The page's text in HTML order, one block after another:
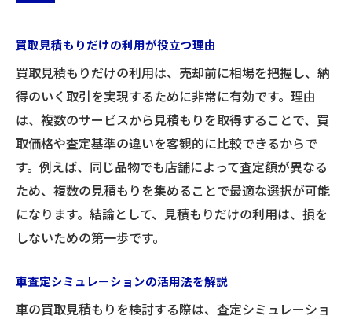
買取見積もりだけの利用が役立つ理由
買取見積もりだけの利用は、売却前に相場を把握し、納
得のいく取引を実現するために非常に有効です。理由
は、複数のサービスから見積もりを取得することで、買
取価格や査定基準の違いを客観的に比較できるからで
す。例えば、同じ品物でも店舗によって査定額が異なる
ため、複数の見積もりを集めることで最適な選択が可能
になります。結論として、見積もりだけの利用は、損を
しないための第一歩です。
車査定シミュレーションの活用法を解説
車の買取見積もりを検討する際は、査定シミュレーショ